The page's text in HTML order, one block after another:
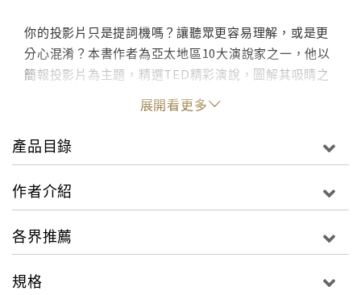
你的投影片只是提詞機嗎？讓聽眾更容易理解，或是更
分心混淆？本書作者為亞太地區10大演說家之一，他以
簡報投影片為主題，精選TED精彩演說，圖解其吸睛之
道，說明最通用的基本原則，教你巧妙配合口語，清楚
引人的傳遞訊息，完成TED等級的完美表達！
你的簡報可以更吸睛？
◎全部都是字的投影片，聽眾會飄走
得一清二楚
◎圖片＋數字，用圖片來引導聽眾想數字，圖表切忌複
展開看更多
產品目錄
作者介紹
各界推薦
規格